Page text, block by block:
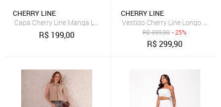
CHERRY LINE
Capa Cherry Line Manga Longa Punho Canelado trama aberta
R$ 199,00
CHERRY LINE
Vestido Cherry Line Longo
R$399,90 - 25%
R$299,90